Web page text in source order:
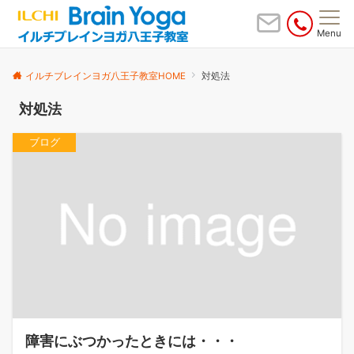
Menu
イルチブレインヨガ八王子教室HOME 対処法
対処法
ブログ
障害にぶつかったときには・・・